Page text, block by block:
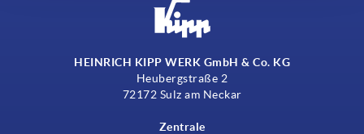
HEINRICH KIPP WERK GmbH & Co. KG
Heubergstraße 2
72172 Sulz am Neckar
Zentrale